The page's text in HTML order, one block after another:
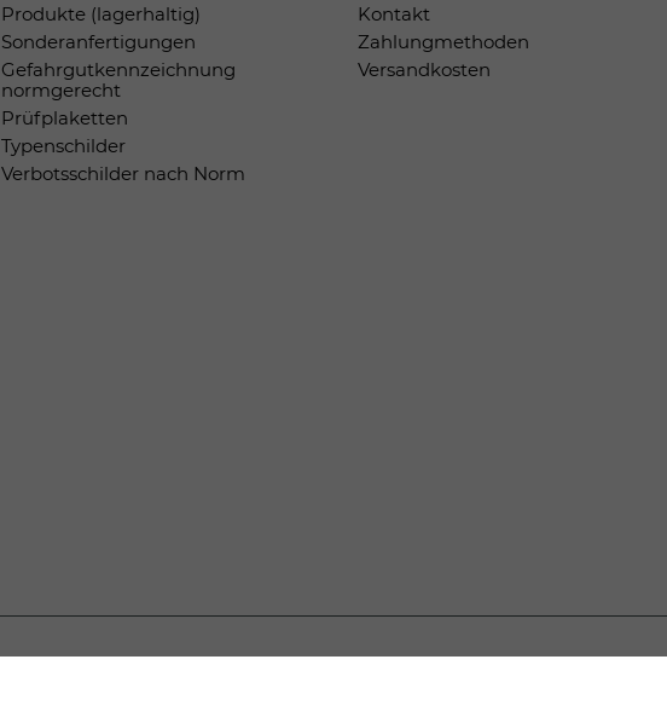
Produkte (lagerhaltig)
Sonderanfertigungen
Gefahrgutkennzeichnung
normgerecht
Prüfplaketten
Typenschilder
Verbotsschilder nach Norm
Kontakt
Zahlungmethoden
Versandkosten